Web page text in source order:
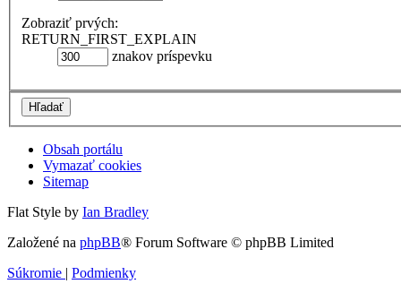
Zobraziť prvých:
RETURN_FIRST_EXPLAIN
znakov príspevku
Obsah portálu
Vymazať cookies
Sitemap
Flat Style by Ian Bradley
Založené na phpBB® Forum Software © phpBB Limited
Súkromie | Podmienky